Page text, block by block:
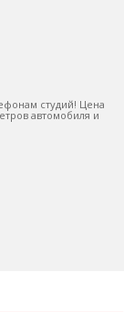
студий! Цена
автомобиля и